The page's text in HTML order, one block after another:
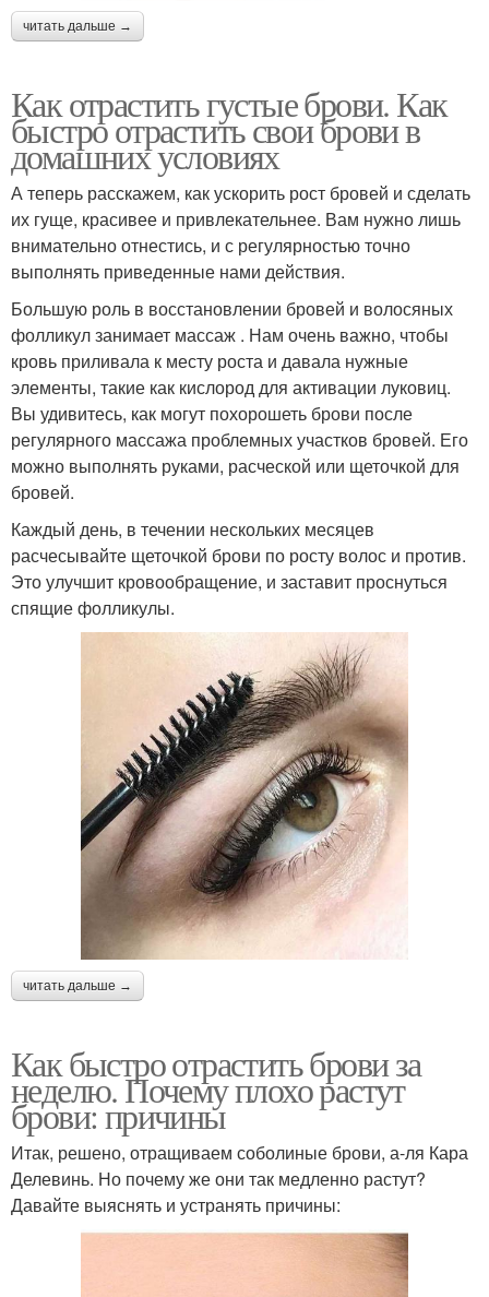
читать дальше →
Как отрастить густые брови. Как
быстро отрастить свои брови в
домашних условиях
А теперь расскажем, как ускорить рост бровей и сделать
их гуще, красивее и привлекательнее. Вам нужно лишь
внимательно отнестись, и с регулярностью точно
выполнять приведенные нами действия.
Большую роль в восстановлении бровей и волосяных
фолликул занимает массаж . Нам очень важно, чтобы
кровь приливала к месту роста и давала нужные
элементы, такие как кислород для активации луковиц.
Вы удивитесь, как могут похорошеть брови после
регулярного массажа проблемных участков бровей. Его
можно выполнять руками, расческой или щеточкой для
бровей.
Каждый день, в течении нескольких месяцев
расчесывайте щеточкой брови по росту волос и против.
Это улучшит кровообращение, и заставит проснуться
спящие фолликулы.
читать дальше →
Как быстро отрастить брови за
неделю. Почему плохо растут
брови: причины
Итак, решено, отращиваем соболиные брови, а-ля Кара
Делевинь. Но почему же они так медленно растут?
Давайте выяснять и устранять причины: